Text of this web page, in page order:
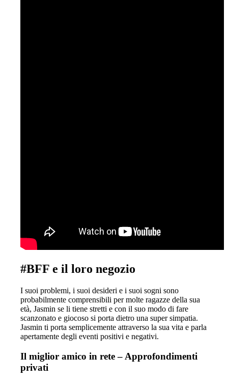
#BFF e il loro negozio
I suoi problemi, i suoi desideri e i suoi sogni sono
probabilmente comprensibili per molte ragazze della sua
età, Jasmin se li tiene stretti e con il suo modo di fare
scanzonato e giocoso si porta dietro una super simpatia.
Jasmin ti porta semplicemente attraverso la sua vita e parla
apertamente degli eventi positivi e negativi.
Il miglior amico in rete – Approfondimenti
privati